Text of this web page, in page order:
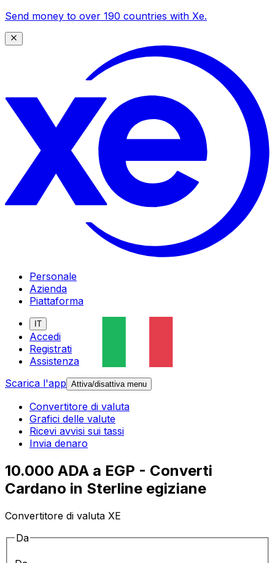
Send money to over 190 countries with Xe.
Personale
Azienda
Piattaforma
IT
Accedi
Registrati
Assistenza
Scarica l'app Attiva/disattiva menu
Convertitore di valuta
Grafici delle valute
Ricevi avvisi sui tassi
Invia denaro
10.000 ADA a EGP - Converti
Cardano in Sterline egiziane
Convertitore di valuta XE
Da